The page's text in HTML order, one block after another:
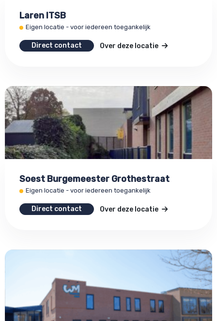
Laren ITSB
Eigen locatie - voor iedereen toegankelijk
Direct contact Over deze locatie
Soest Burgemeester Grothestraat
Eigen locatie - voor iedereen toegankelijk
Direct contact Over deze locatie